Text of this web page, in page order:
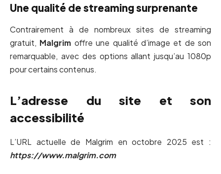
Une qualité de streaming surprenante
Contrairement à de nombreux sites de streaming
gratuit, Malgrim offre une qualité d’image et de son
remarquable, avec des options allant jusqu’au 1080p
pour certains contenus.
L’adresse du site et son
accessibilité
L’URL actuelle de Malgrim en octobre 2025 est :
https://www.malgrim.com